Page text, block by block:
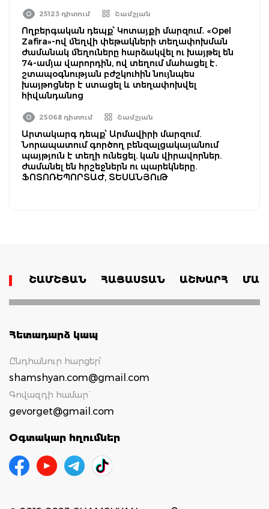
25123 դիտում Շամշյան
Ողբերգական դեպք՝ Կոտայքի մարզում․ «Opel
Zafira»-ով մեղվի փեթակների տեղափոխման
ժամանակ մեղուները հարձակվել ու խայթել են
74-ամյա վարորդին, ով տեղում մահացել է․
շտապօգնության բժշկուհին նույնպես
խայթոցներ է ստացել և տեղափոխվել
հիվանդանոց
25068 դիտում Շամշյան
Արտակարգ դեպք՝ Արմավիրի մարզում.
Նորապատում գործող բենզալցակայանում
պայթյուն է տեղի ունեցել. կան վիրավորներ.
ժամանել են հրշեջներն ու պարեկները.
ՖՈՏՈՌԵՊՈՐՏԱԺ, ՏԵՍԱՆՅՈւԹ
ՇԱՄՇՅԱՆ ՀԱՅԱՍՏԱՆ ԱՇԽԱՐՀ
Հետադարձ կապ
Ընդհանուր հարցեր՝
shamshyan.com@gmail.com
Գովազդի համար`
gevorget@gmail.com
Օգտակար հղումներ